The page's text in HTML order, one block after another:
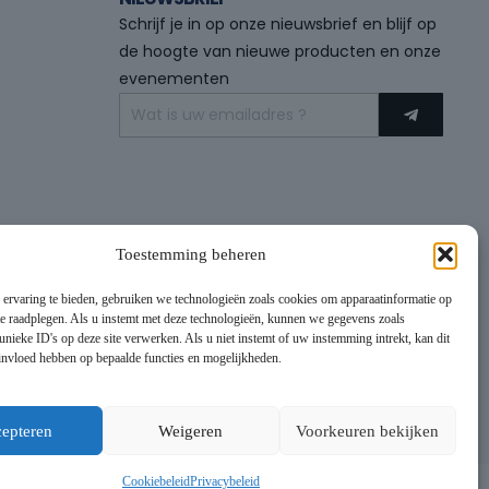
Toestemming beheren
ervaring te bieden, gebruiken we technologieën zoals cookies om apparaatinformatie op
raadplegen. Als u instemt met deze technologieën, kunnen we gegevens zoals
ID's op deze site verwerken. Als u niet instemt of uw instemming intrekt, kan dit
hebben op bepaalde functies en mogelijkheden.
Weigeren Voorkeuren bekijken
CookiebeleidPrivacybeleid
Schrijf je in op onze nieuwsbrief en blijf op
de hoogte van nieuwe producten en onze
evenementen